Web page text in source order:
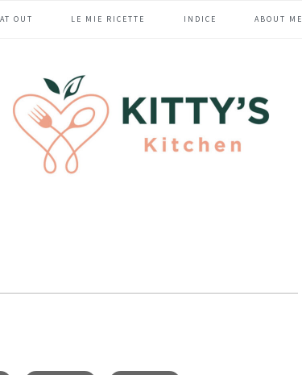
OUT LE MIE RICETTE INDICE ABOUT ME